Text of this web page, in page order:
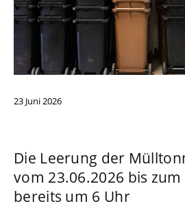
23 Juni2026
Die Leerung der
vom 23.06.2026 bis zum
bereits um 6 Uhr